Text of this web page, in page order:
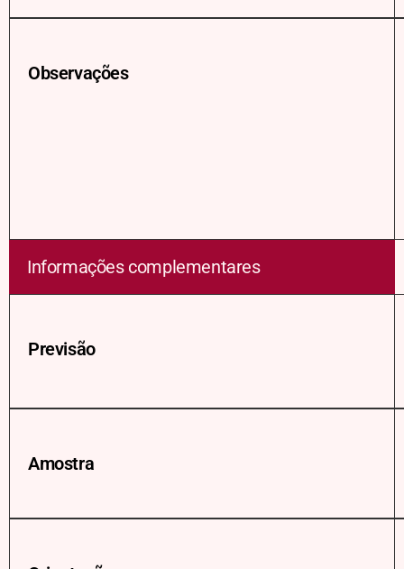
Observações
Informações complementares
Previsão
Amostra